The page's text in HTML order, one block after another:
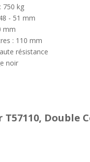
750 kg
- 51 mm
mm
: 110 mm
résistance
noir
T57110,